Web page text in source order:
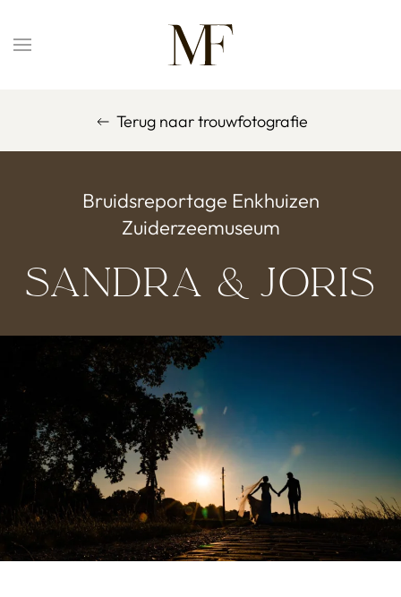
Overslaan en naar de inhoud gaan
Terug naar trouwfotografie
Bruidsreportage Enkhuizen
Zuiderzeemuseum
Sandra & Joris